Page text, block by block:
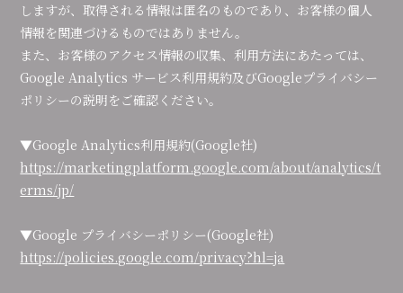
しますが、取得される情報は匿名のものであり、お客様の個人
情報を関連づけるものではありません。
また、お客様のアクセス情報の収集、利用方法にあたっては、
Google Analytics サービス利用規約及びGoogleプライバシー
ポリシーの説明をご確認ください。
▼Google Analytics利用規約(Google社)
https://marketingplatform.google.com/about/analytics/t
erms/jp/
▼Google プライバシーポリシー(Google社)
https://policies.google.com/privacy?hl=ja